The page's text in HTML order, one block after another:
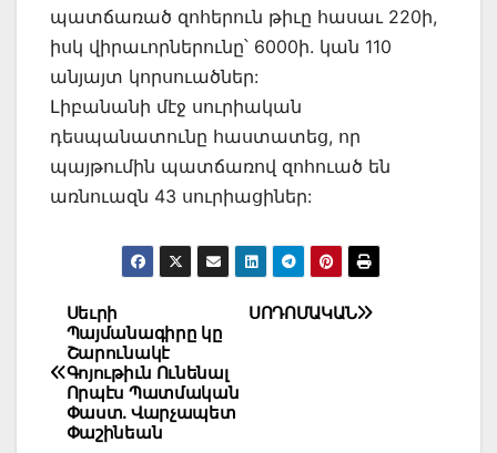
պատճառած զոհերուն թիւը հասաւ 220ի,
իսկ վիրաւորներունը՝ 6000ի. կան 110
անյայտ կորսուածներ:
Լիբանանի մէջ սուրիական
դեսպանատունը հաստատեց, որ
պայթումին պատճառով զոհուած են
առնուազն 43 սուրիացիներ:
Post
navigation
ՍՈԴՈՄԱԿԱՆ
Սեւրի
Պայմանագիրը կը
Շարունակէ
Գոյութիւն Ունենալ
Որպէս Պատմական
Փաստ. Վարչապետ
Փաշինեան